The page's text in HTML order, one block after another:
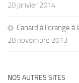
20 janvier 2014
Canard à l’orange à
28 novembre 2013
NOS AUTRES SITES